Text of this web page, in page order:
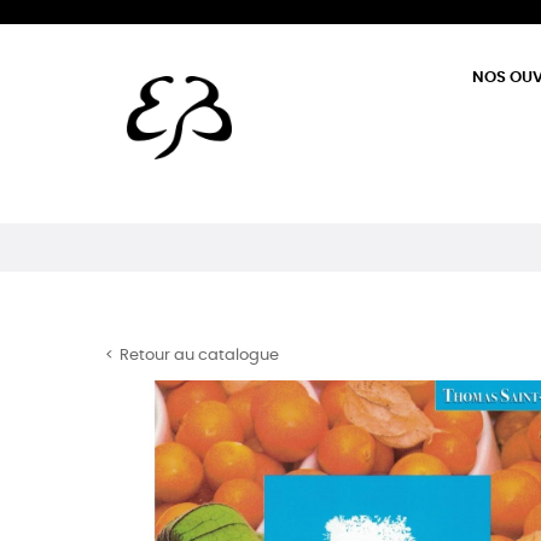
NOS
Retour au catalogue